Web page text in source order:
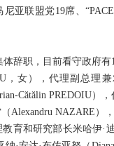
亚联盟党19席、
辞职，目前看守政府
，女），代理副总理
Cătălin PREDOIU）
Alexandru NAZARE
育和研究部长米哈伊